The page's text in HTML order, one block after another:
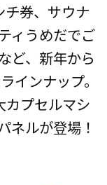
券、サウナ
ィうめだでご
ど、新年から
インナップ。
プセルマシ
ネルが登場！